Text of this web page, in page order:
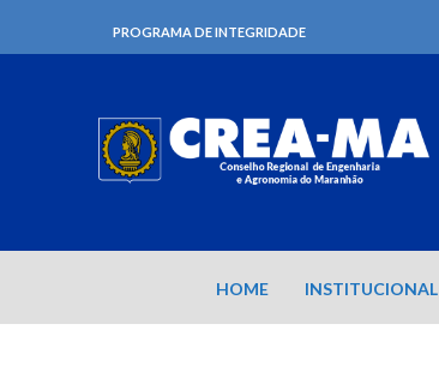
PROGRAMA DE INTEGRIDADE
HOME INSTITUCIONAL